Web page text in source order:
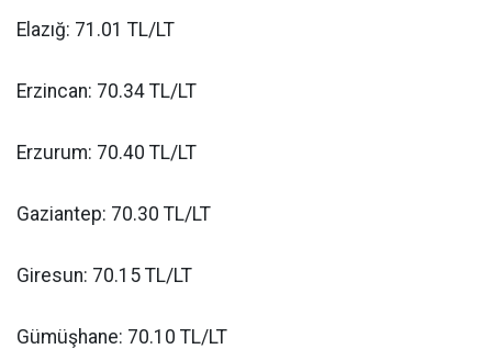
Elazığ: 71.01 TL/LT
Erzincan: 70.34 TL/LT
Erzurum: 70.40 TL/LT
Gaziantep: 70.30 TL/LT
Giresun: 70.15 TL/LT
Gümüşhane: 70.10 TL/LT